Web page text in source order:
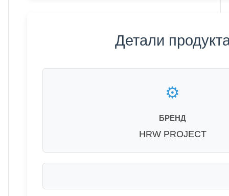
Детали
⚙️
БРЕНД
HRW PROJECT